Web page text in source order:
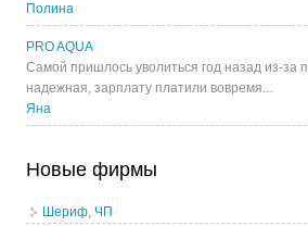
Полина
PRO AQUA
Самой пришлось уволиться год назад из-за
надежная, зарплату платили вовремя...
Яна
Новые фирмы
Шериф, ЧП